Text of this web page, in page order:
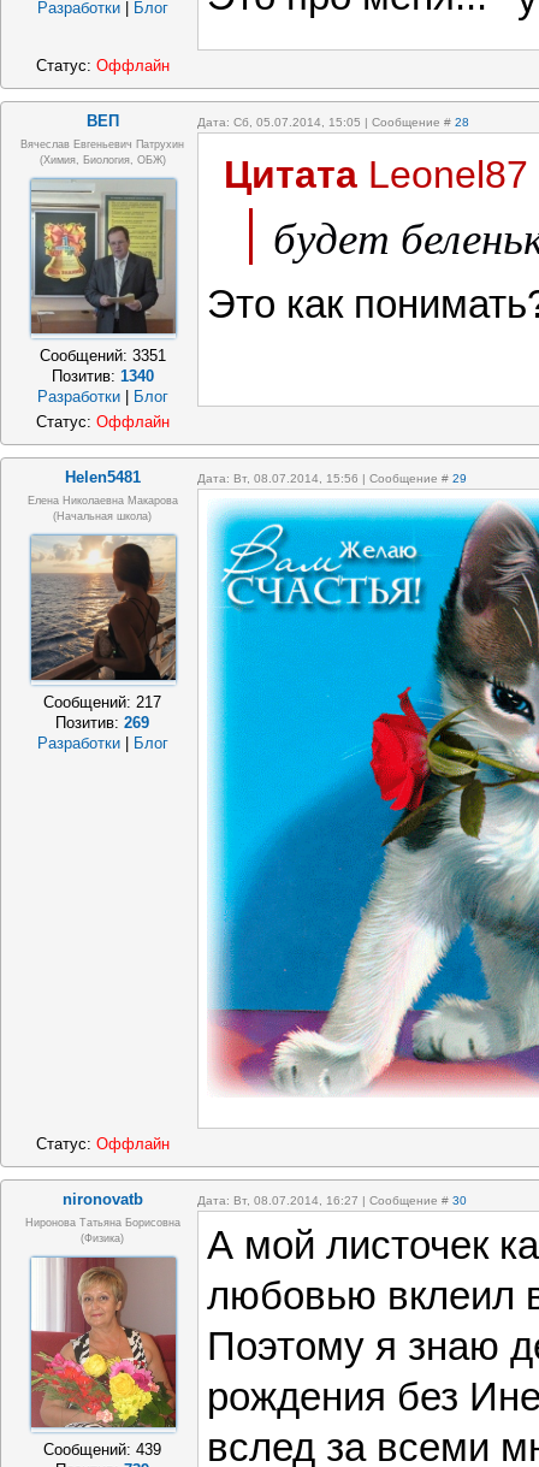
Разработки Блог
Статус: Оффлайн
ВЕП Дата: Сб, 05.07.2014, 15:05 | Сообщение # 28
Вячеслав Евгеньевич Патрухин
(Химия, Биология, ОБЖ)
Сообщений: 3351
Позитив: 1340
Разработки
Блог
Цитата Leonel87
будет
Это как
Статус: Оффлайн
Helen5481 Дата: Вт, 08.07.2014, 15:56 | Сообщение # 29
Елена Николаевна Макарова
(начальная школа)
Сообщений:217
Позитив:269
Разработки
Блог
Статус: Оффлайн
nironovatb Дата: Вт, 08.07.2014, 16:27 | Сообщение # 30
Ниронова Татьяна Борисовна
(физика)
Сообщений:439
А мой листочек
любовью вклеил
Поэтому я знаю
рождения без
вслед за всеми